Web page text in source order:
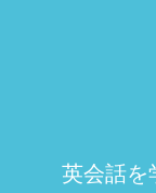
英会話を